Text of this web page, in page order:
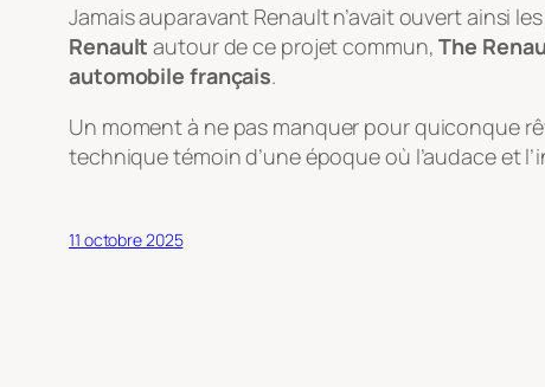
Jamais auparavant Renault n’avait ouvert ainsi
Renault autour de ce projet commun,The
automobile français.
Un moment à ne pas manquer pour quiconque
technique témoin d’une époque où l’audace et
11 octobre 2025